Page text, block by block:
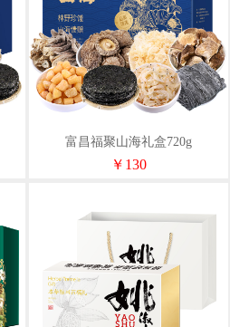
富昌福聚山海礼盒720g
￥130